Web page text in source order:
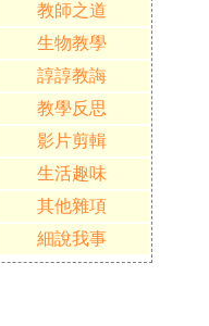
教師之道
生物教學
諄諄教誨
教學反思
影片剪輯
生活趣味
其他雜項
細說我事